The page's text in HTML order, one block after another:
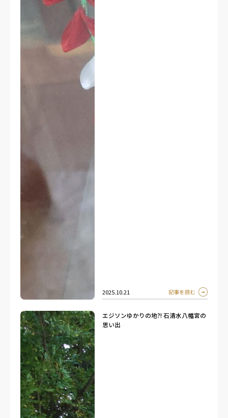
2025.10.21
エジソンゆかりの地?! 石清水八幡宮の
思い出